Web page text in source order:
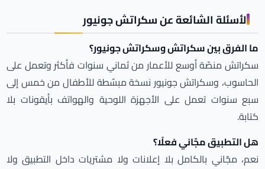
الأسئلة الشائعة عن سكراتش جونيور
ما الفرق بين سكراتش وسكراتش جونيور؟
سكراتش منصّة أوسع للأعمار من ثماني سنوات فأكثر وتعمل على
الحاسوب، وسكراتش جونيور نسخة مبسّطة للأطفال من خمس إلى
سبع سنوات تعمل على الأجهزة اللوحية والهواتف بأيقونات بلا
كتابة.
هل التطبيق مجّاني فعلًا؟
نعم، مجّاني بالكامل بلا إعلانات ولا مشتريات داخل التطبيق ولا